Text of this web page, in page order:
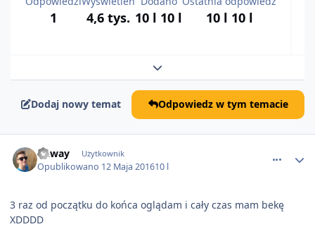
1 4,6 tys. 10 l 10 l 10 l 10 l
Rozwiń podsumowanie tematu
Dodaj nowy temat Odpowiedz w tym temacie
Gaway Użytkownik
Opublikowano 12 Maja 201610 l
3 raz od początku do końca oglądam i cały czas mam bekę
XDDDD